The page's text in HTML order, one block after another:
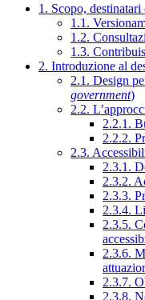
1. Scopo,
1.1.
1.2.
1.3.
2. Introduzione al
2.1. Design
government)
2.2.
2.2.1.
2.2.2.
2.3.
2.3.1.
2.3.2.
2.3.3.
2.3.4.
2.3.5.
2.3.6.
2.3.7.
2.3.8.